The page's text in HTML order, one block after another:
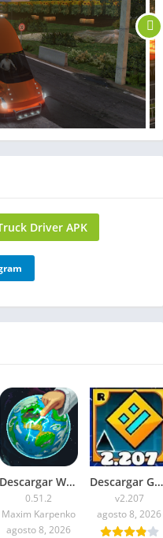
Driver APK
Descargar WorldBox Premium APK Todo Desbloqueado 2026
0.51.2
Maxim Karpenko
agosto 8, 2026
Descargar Geometry Dash 2.207 APK 2026 Todo Desbloqueado
v2.207
agosto 8, 2026